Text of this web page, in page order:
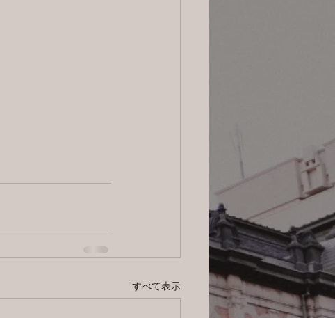
すべて表示